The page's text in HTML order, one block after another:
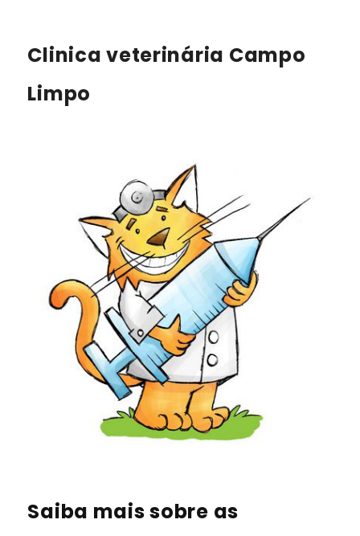
Clinica veterinária Campo
Limpo
Saiba mais sobre as